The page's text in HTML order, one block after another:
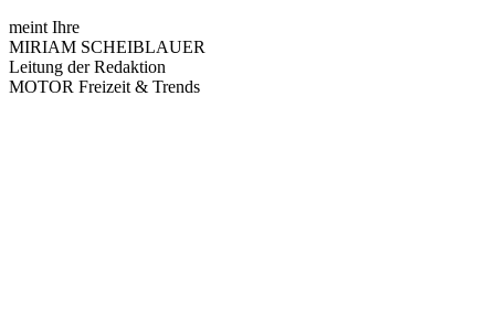
meint Ihre
MIRIAM SCHEIBLAUER
Leitung der Redaktion
MOTOR Freizeit & Trends